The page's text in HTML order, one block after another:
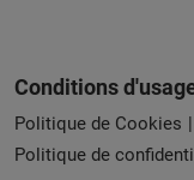
Conditions
Politique de Cookies
Politique de